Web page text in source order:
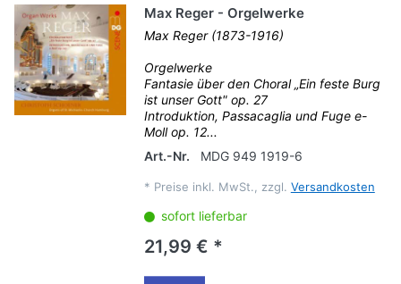
Max Reger - Orgelwerke
Max Reger (1873-1916)
Orgelwerke
Fantasie über den Choral „Ein feste Burg
ist unser Gott" op. 27
Introduktion, Passacaglia und Fuge e-
Moll op. 12...
Art.-Nr.
MDG 949 1919-6
* Preise inkl. MwSt., zzgl. Versandkosten
sofort lieferbar
21,99 € *